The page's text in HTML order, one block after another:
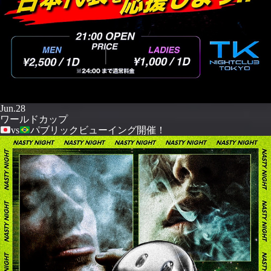
Jun.28
ワールドカップ
vs
パブリックビューイング開催！